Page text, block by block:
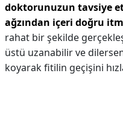
doktorunuzun tavsiye
ağzından içeri doğru
rahat bir şekilde
üstü uzanabilir ve
koyarak fitilin geçişini